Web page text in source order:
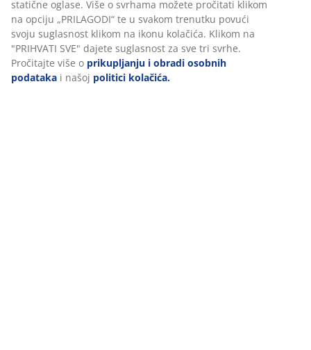
Dostava